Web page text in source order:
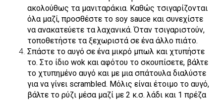
ακολούθως τα μανιταράκια. Καθώς τσιγαρίζονται
όλα μαζί, προσθέστε το soy sauce και συνεχίστε
να ανακατεύετε τα λαχανικά. Όταν τσιγαριστούν,
τοποθετήστε τα ξεχωριστά σε ένα άλλο πιάτο.
Σπάστε το αυγό σε ένα μικρό μπωλ και χτυπήστε
το. Στο ίδιο wok και αφότου το σκουπίσετε, βάλτε
το χτυπημένο αυγό και με μια σπάτουλα διαλύστε
για να γίνει scrambled. Μόλις είναι έτοιμο το αυγό,
βάλτε το ρύζι μέσα μαζί με 2 κ.σ. λάδι και 1 πρέζα